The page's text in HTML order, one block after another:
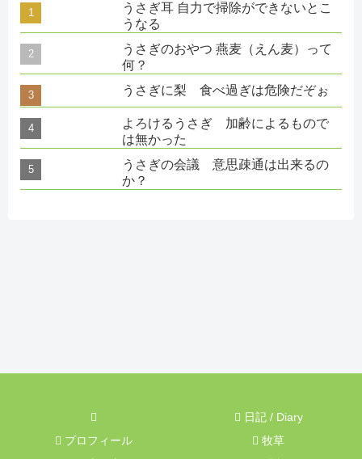
うさぎ耳 自力で掃除ができないとこ
うなる
うさぎのおやつ 燕麦（えん麦）って
何？
うさぎに梨 食べ過ぎは危険だぞぉ
よろけるうさぎ 加齢によるもので
は無かった
うさぎの会議 意思疎通は出来るの
か？
日記 / Diary
プロフィール
牧草